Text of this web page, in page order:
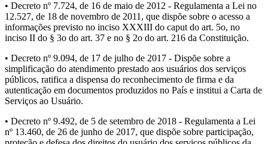
• Decreto nº 7.724, de 16 de maio de 2012 - Regulamenta a Lei no
12.527, de 18 de novembro de 2011, que dispõe sobre o acesso a
informações previsto no inciso XXXIII do caput do art. 5o, no
inciso II do § 3o do art. 37 e no § 2o do art. 216 da Constituição.
• Decreto nº 9.094, de 17 de julho de 2017 - Dispõe sobre a
simplificação do atendimento prestado aos usuários dos serviços
públicos, ratifica a dispensa do reconhecimento de firma e da
autenticação em documentos produzidos no País e institui a Carta de
Serviços ao Usuário.
• Decreto nº 9.492, de 5 de setembro de 2018 - Regulamenta a Lei
nº 13.460, de 26 de junho de 2017, que dispõe sobre participação,